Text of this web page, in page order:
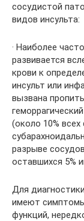
сосудистой
видов инсульта:
· Наиболее
развивается
крови к
инсульт или
вызвана
(около 10% всех
разрыве
оставшихся 5%
Для
имеют
функций,